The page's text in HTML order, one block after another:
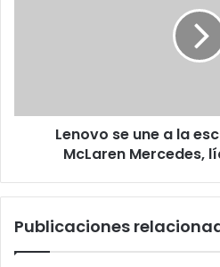
Mercedes,
Lenovo se une a la
McLaren Mercedes,
Publicaciones